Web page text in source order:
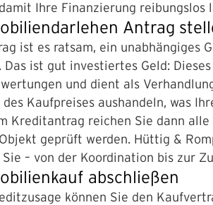
Ihre Finanzierung reibungslos
Antrag
ist es ratsam, ein unabhängiges
Das ist gut investiertes Geld:
und dient als
Kaufpreises aushandeln, was
Kreditantrag reichen Sie dann
geprüft werden. Hüttig &
– von der Koordination bis zur
abschließen
können Sie den